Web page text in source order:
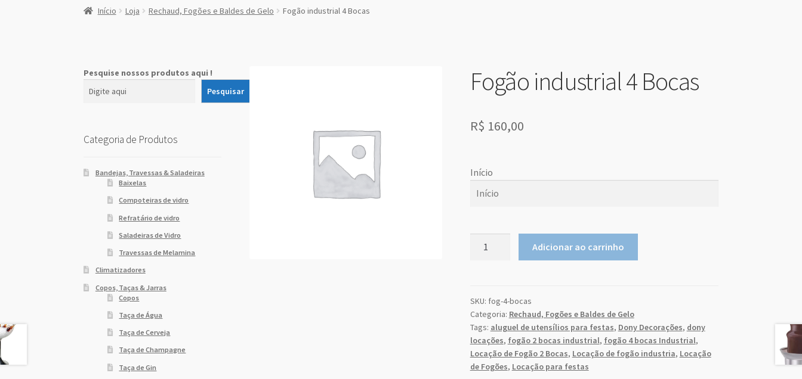
industrial
Início Loja Rechaud, Fogões e Baldes de Gelo Fogão industrial 4 Bocas
Fogão industrial 4 Bocas
R$ 160,00
Início
agosto 2026
seg ter qua qui
2 3
9 10 11 12 13 14 15
16 17 18 19 20 21 22
23 24 25
quantidade
Adicionar ao carrinho
SKU: fog-4-bocas
Categoria: Rechaud, Fogões e Baldes de Gelo
Tags: aluguel de utensílios para festas, Dony Decorações, dony
locações, fogão 2 bocas industrial, fogão 4 bocas Industrial,
Locação de Fogão 2 Bocas, Locação de fogão industria, Locação
de Fogões, Locação para festas
Pesquise nossos produtos aqui !
Pesquisar
Categoria de Produtos
Bandejas, Travessas & Saladeiras
Baixelas
Compoteiras de vidro
Refratário de vidro
Saladeiras de Vidro
Travessas de Melamina
Climatizadores
Copos, Taças & Jarras
Copos
Taça de Água
Taça de Cerveja
Taça de Champagne
Taça de Gin